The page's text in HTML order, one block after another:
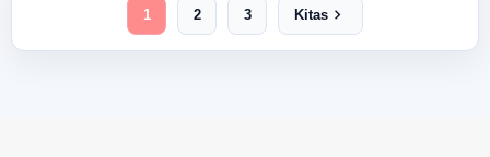
1
2 3 Kitas chevron_right